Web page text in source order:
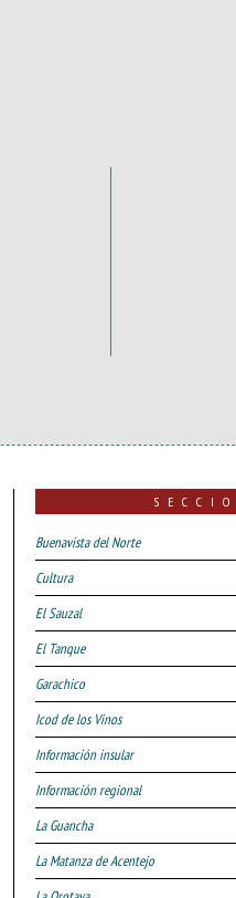
Buenavista del Norte
Cultura
El Sauzal
El Tanque
Garachico
Icod de los Vinos
Información insular
Información regional
La Guancha
La Matanza de Acentejo